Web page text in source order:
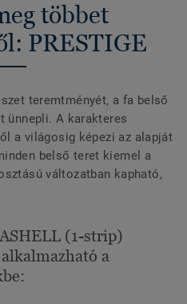
többet
PRESTIGE
teremtményét, a fa belső
ünnepli. A karakteres
a világosig képezi az alapját
belső teret kiemel a
változatban kapható,
(1-strip)
a